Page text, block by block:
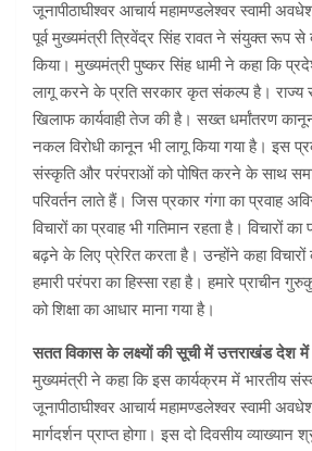
जूनापीठाघीश्वर आचार्य महामण्डलेश्वर स्वामी
पूर्व मुख्यमंत्री त्रिवेंद्र सिंह रावत ने संयुक्त रूप
किया। मुख्यमंत्री पुष्कर सिंह धामी ने कहा कि
लागू करने के प्रति सरकार कृत संकल्प है।
खिलाफ कार्यवाही तेज की है। सख्त धर्मांतरण
नकल विरोधी कानून भी लागू किया गया है। इस
संस्कृति और परंपराओं को पोषित करने के साथ
परिवर्तन लाते हैं। जिस प्रकार गंगा का प्रवाह
विचारों का प्रवाह भी गतिमान रहता है। विचारों
बढ़ने के लिए प्रेरित करता है। उन्होंने कहा
हमारी परंपरा का हिस्सा रहा है। हमारे प्राचीन
को शिक्षा का आधार माना गया है।
सतत विकास के लक्ष्यों की सूची में उत्तराखंड देश
मुख्यमंत्री ने कहा कि इस कार्यक्रम में भारतीय
जूनापीठाघीश्वर आचार्य महामण्डलेश्वर स्वामी
मार्गदर्शन प्राप्त होगा। इस दो दिवसीय